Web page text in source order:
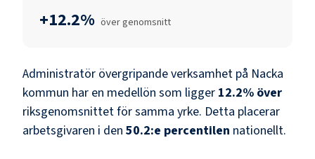
+12.2% över genomsnitt
Administratör övergripande verksamhet på Nacka
kommun har en medellön som ligger 12.2% över
riksgenomsnittet för samma yrke. Detta placerar
arbetsgivaren i den 50.2:e percentilen nationellt.